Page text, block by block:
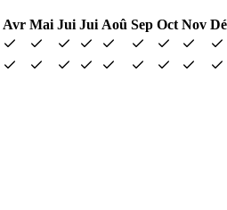
Avr Mai Jui Jui Aoû Sep Oct Nov